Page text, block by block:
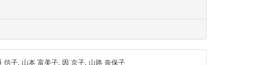
子, 山本 富美子, 因 京子, 山路 奈保子